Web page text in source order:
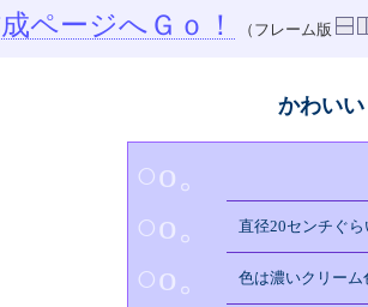
ページへＧｏ！ （フレーム版
かわい
○o。
○o。
直径20センチぐ
○o。 色は濃いクリー